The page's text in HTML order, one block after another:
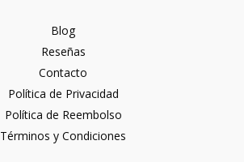
Blog
Reseñas
Contacto
Política de Privacidad
Política de Reembolso
Términos y Condiciones